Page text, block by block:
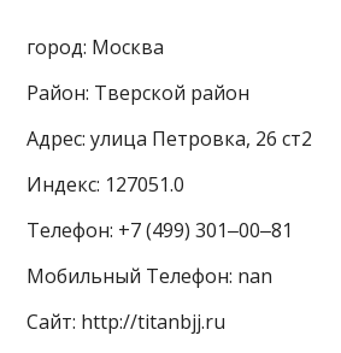
город: Москва
Район: Тверской район
Адрес: улица Петровка, 26 ст2
Индекс: 127051.0
Телефон: +7 (499) 301‒00‒81
Мобильный Телефон: nan
Сайт: http://titanbjj.ru